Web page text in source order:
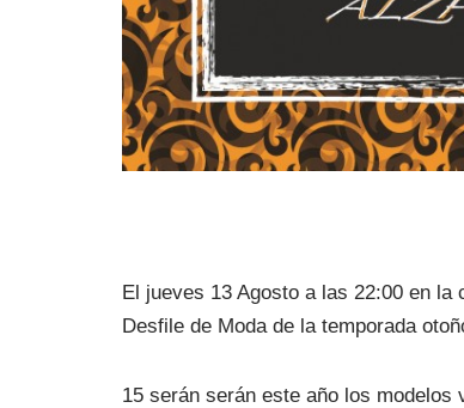
El jueves 13 Agosto a las 22:00 en
Desfile de Moda de la temporada
15 serán serán este año los